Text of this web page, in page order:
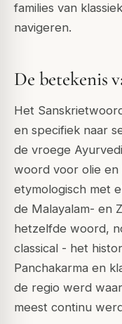
families van
navigeren.
De betekenis
Het
en specifiek naar
de vroege
woord voor olie
etymologisch met
de Malayalam- en
hetzelfde woord,
classical - het
Panchakarma en
de regio werd
meest continu